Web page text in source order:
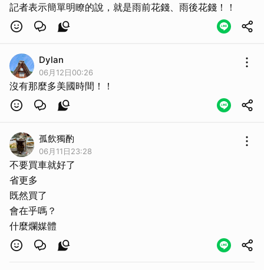
記者表示簡單明瞭的說，就是雨前花錢、雨後花錢！！
Dylan
06月12日00:26
沒有那麼多美國時間！！
孤飲獨酌
06月11日23:28
不要買車就好了
省更多
既然買了
會在乎嗎？
什麼爛媒體